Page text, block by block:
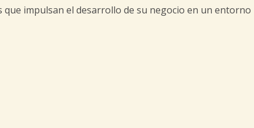
impulsan el desarrollo de su negocio en un entorno